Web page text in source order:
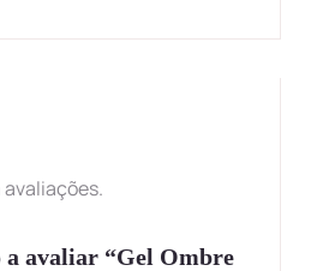
avaliar “Gel Ombre